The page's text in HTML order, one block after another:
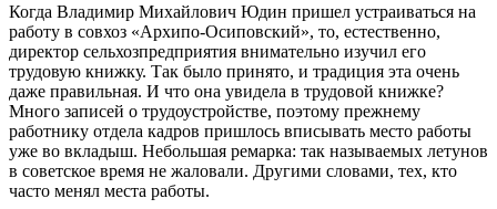
Когда Владимир Михайлович Юдин пришел устраиваться на
работу в совхоз «Архипо-Осиповский», то, естественно,
директор сельхозпредприятия внимательно изучил его
трудовую книжку. Так было принято, и традиция эта очень
даже правильная. И что она увидела в трудовой книжке?
Много записей о трудоустройстве, поэтому прежнему
работнику отдела кадров пришлось вписывать место работы
уже во вкладыш. Небольшая ремарка: так называемых летунов
в советское время не жаловали. Другими словами, тех, кто
часто менял места работы.